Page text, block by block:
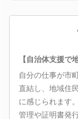
【自治体支援で
自分の仕事が市
直結し、地域住
に感じられます
管理や証明書発